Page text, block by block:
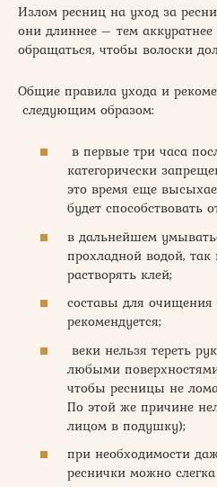
Излом ресниц на уход за
они длиннее – тем
обращаться, чтобы волоски
Общие правила ухода и
следующим образом:
в первые три часа
категорически
это время еще
будет способствовать
в дальнейшем
прохладной водой, так
растворять клей;
составы для
рекомендуется;
веки нельзя тереть
любыми
чтобы ресницы не
По этой же причине
лицом в подушку);
при необходимости
реснички можно